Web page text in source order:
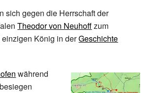
sich gegen die Herrschaft der
Theodor von Neuhoffzum
einzigen König in derGeschichte
während
besiegen